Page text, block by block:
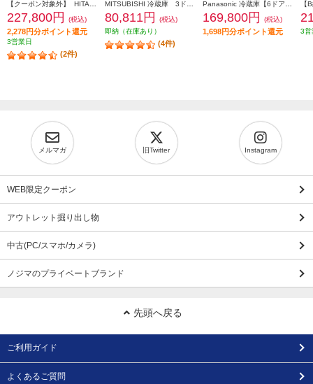
227,800円 (税込)
2,278円分ポイント還元
3営業日
(2件)
80,811円
(税込)
即納（在庫あり）
(4件)
169,800円 (税込)
1,698円分ポイント還元 3営
メルマガ 旧Twitter Instagram
WEB限定クーポン
アウトレット掘り出し物
中古(PC/スマホ/カメラ)
ノジマのプライベートブランド
先頭へ戻る
ご利用ガイド
よくあるご質問